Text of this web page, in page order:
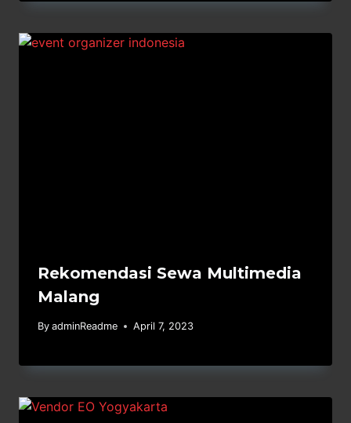
Rekomendasi Sewa Multimedia
Malang
By adminReadme April 7, 2023